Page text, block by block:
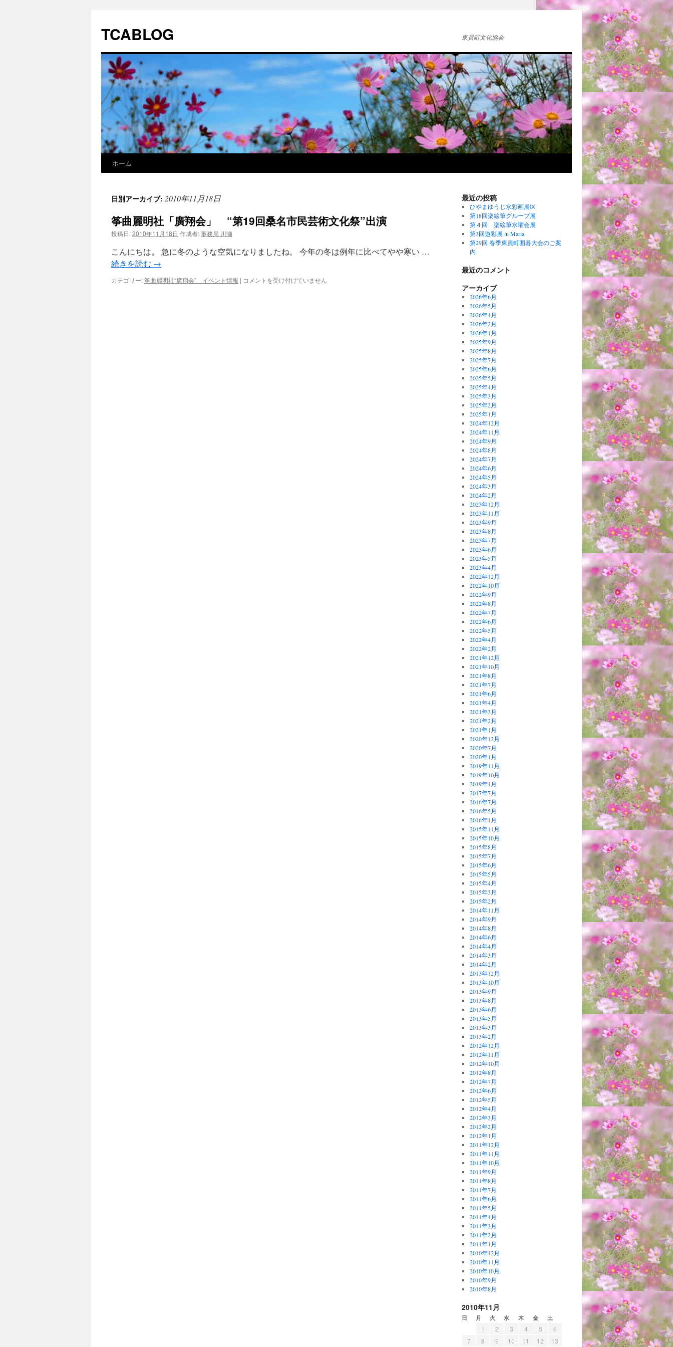
TCABLOG 東員町文化協会
ン
ホーム
日別アーカイブ: 2010年11月18日
筝曲麗明社「廣翔会」 “第19回桑名市民芸術文化祭”出演
投稿日:2010年11月18日 作成者:事務局 川瀬
こんにちは。 急に冬のような空気になりましたね。 今年の冬は例年に比べてやや寒い …
続きを読む →
カテゴリー:筝曲麗明社“廣翔会” イベント情報 | 筝
コメントを受け付けていません
最近の投稿
ひやまゆうじ水彩画展Ⅸ
第18回楽絵筆グループ展
第４回 楽絵筆水曜会展
第3回遊彩展 in Maria
第29回 春季東員町囲碁大会のご案
内
最近のコメント
アーカイブ
2026年6月
2026年5月
2026年4月
2026年2月
2026年1月
2025年9月
2025年8月
2025年7月
2025年6月
2025年5月
2025年4月
2025年3月
2025年2月
2025年1月
2024年12月
2024年11月
2024年9月
2024年8月
2024年7月
2024年6月
2024年5月
2024年3月
2024年2月
2023年12月
2023年11月
2023年9月
2023年8月
2023年7月
2023年6月
2023年5月
2023年4月
2022年12月
2022年10月
2022年9月
2022年8月
2022年7月
2022年6月
2022年5月
2022年4月
2022年2月
2021年12月
2021年10月
2021年8月
2021年7月
2021年6月
2021年4月
2021年3月
2021年2月
2021年1月
2020年12月
2020年7月
2020年1月
2019年11月
2019年10月
2019年1月
2017年7月
2016年7月
2016年5月
2016年1月
2015年11月
2015年10月
2015年8月
2015年7月
2015年6月
2015年5月
2015年4月
2015年3月
2015年2月
2014年11月
2014年9月
2014年8月
2014年6月
2014年4月
2014年3月
2014年2月
2013年12月
2013年10月
2013年9月
2013年8月
2013年6月
2013年5月
2013年3月
2013年2月
2012年12月
2012年11月
2012年10月
2012年8月
2012年7月
2012年6月
2012年5月
2012年4月
2012年3月
2012年2月
2012年1月
2011年12月
2011年11月
2011年10月
2011年9月
2011年8月
2011年7月
2011年6月
2011年5月
2011年4月
2011年3月
2011年2月
2011年1月
2010年12月
2010年11月
2010年10月
2010年9月
2010年8月
2010年11月
日 月 火 水 木 金 土
1 2 3 4 5
6
7
8 9 10 11 12 13